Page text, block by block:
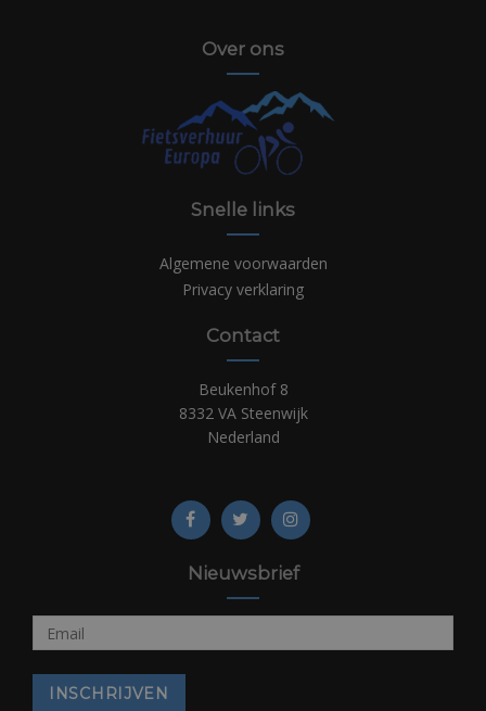
Over ons
Snelle links
Algemene voorwaarden
Privacy verklaring
Contact
Beukenhof 8
8332 VA Steenwijk
Nederland
Nieuwsbrief